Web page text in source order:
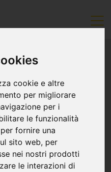
cookie e altre
per migliorare
per i
le funzionalità
per fornire una
sito web, per
nei nostri prodotti
le interazioni di